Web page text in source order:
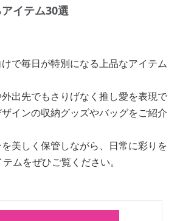
イテム30選
で毎日が特別になる上品なアイテム
出先でもさりげなく推し愛を表現で
インの収納グッズやバッグをご紹介
美しく保管しながら、日常に彩りを
ムをぜひご覧ください。